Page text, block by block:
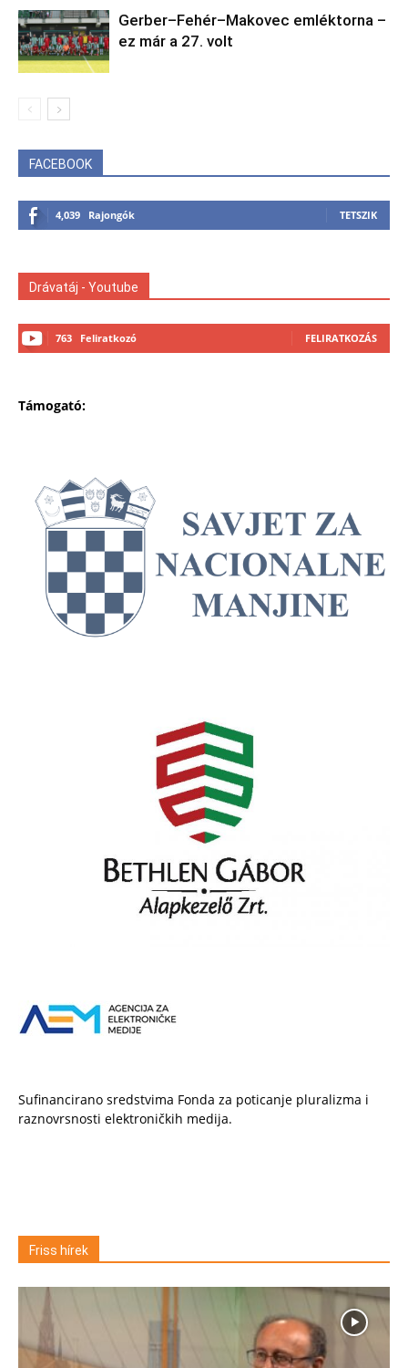
Gerber–Fehér–Makovec emléktorna –
ez már a 27. volt
FACEBOOK
4,039 Rajongók TETSZIK
Drávatáj - Youtube
763 Feliratkozó FELIRATKOZÁS
Támogató:
Sufinancirano sredstvima Fonda za poticanje pluralizma i
raznovrsnosti elektroničkih medija.
Friss hírek